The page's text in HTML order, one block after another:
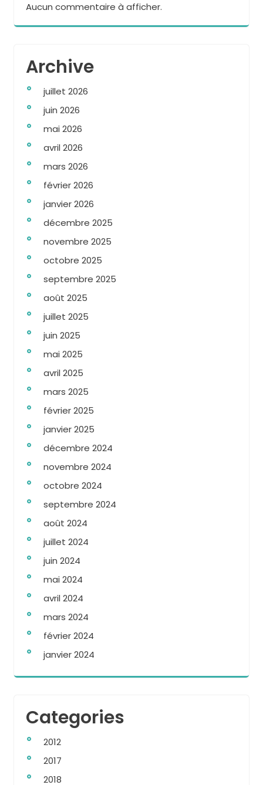
Aucun commentaire à afficher.
Archive
juillet 2026
juin 2026
mai 2026
avril 2026
mars 2026
février 2026
janvier 2026
décembre 2025
novembre 2025
octobre 2025
septembre 2025
août 2025
juillet 2025
juin 2025
mai 2025
avril 2025
mars 2025
février 2025
janvier 2025
décembre 2024
novembre 2024
octobre 2024
septembre 2024
août 2024
juillet 2024
juin 2024
mai 2024
avril 2024
mars 2024
février 2024
janvier 2024
Categories
2012
2017
2018